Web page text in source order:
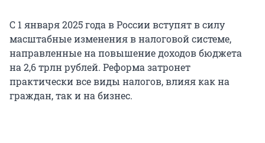
С 1 января 2025 года в России вступят в силу
масштабные изменения в налоговой системе,
направленные на повышение доходов бюджета
на 2,6 трлн рублей. Реформа затронет
практически все виды налогов, влияя как на
граждан, так и на бизнес.